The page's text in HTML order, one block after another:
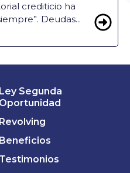
crediticio ha
Deudas...
Ley Segunda
Oportunidad
Revolving
Beneficios
Testimonios